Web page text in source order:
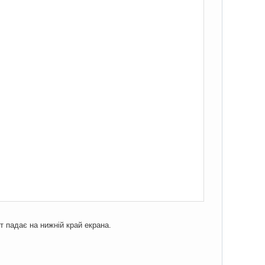
на нижній край екрана.